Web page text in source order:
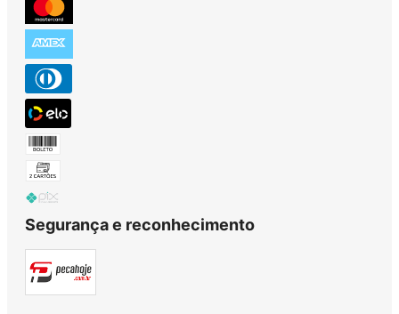
Segurança e reconhecimento